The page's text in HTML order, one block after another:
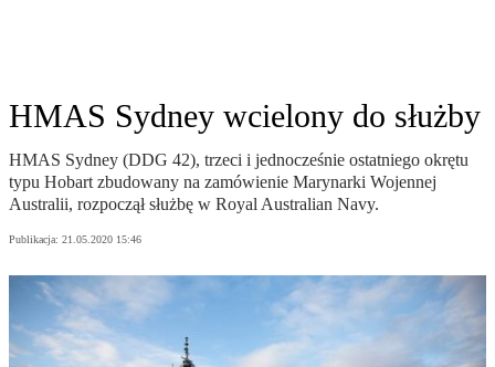
HMAS Sydney wcielony do służby
HMAS Sydney (DDG 42), trzeci i jednocześnie ostatniego okrętu
typu Hobart zbudowany na zamówienie Marynarki Wojennej
Australii, rozpoczął służbę w Royal Australian Navy.
Publikacja: 21.05.2020 15:46